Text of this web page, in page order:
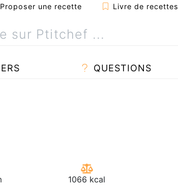
Proposer une recette Livre de recettes
QUESTIONS
1066 kcal